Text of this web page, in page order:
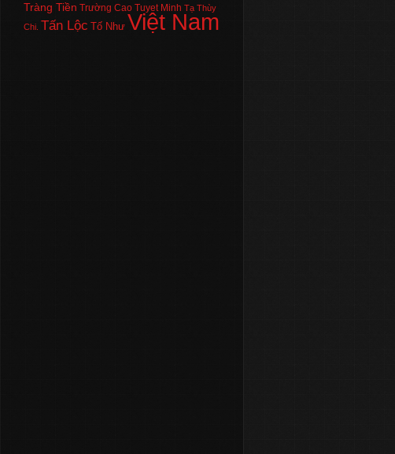
Tràng Tiền Trường Cao Tuyet Minh Tạ Thùy
Chi. Tấn Lộc Tố Như Việt Nam